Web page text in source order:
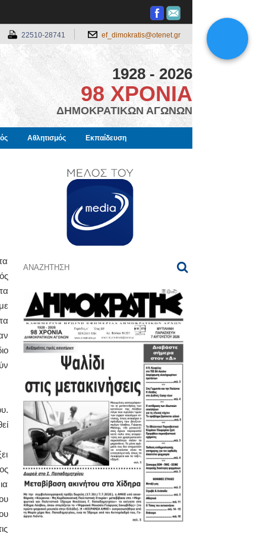
22510-28741 ef_dimokratis@otenet.gr
1928 - 2026
98 ΧΡΟΝΙΑ
ΔΗΜΟΚΡΑΤΙΚΩΝ ΑΓΩΝΩΝ
Αθλητισμός Εκπαίδευση